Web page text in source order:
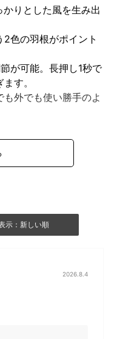
りとした風を生み出
色の羽根がポイント
が可能。長押し1秒で
す。
外でも使い勝手のよ
示：新しい順
2026.8.4